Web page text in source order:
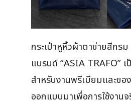
กระเป๋าหูหิ้วผ้าตาข่ายสีกร
แบรนด์ “ASIA TRAFO” เ
สำหรับงานพรีเมียมและขอ
ออกแบบมาเพื่อการใช้งาน